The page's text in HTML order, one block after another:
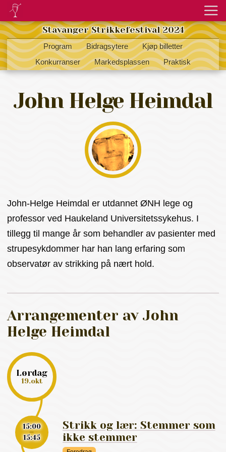
Stavanger Strikkefestival 2024
Program Bidragsytere
Kjøp billetter
Konkurranser
Markedsplassen Praktisk
John Helge Heimdal
John-Helge Heimdal er utdannet ØNH lege og
professor ved Haukeland Universitetssykehus. I
tillegg til mange år som behandler av pasienter med
strupesykdommer har han lang erfaring som
observatør av strikking på nært hold.
Arrangementer av John
Helge Heimdal
lørdag
19.okt
15:00
15:45
Strikk og lær: Stemmer som
ikke stemmer